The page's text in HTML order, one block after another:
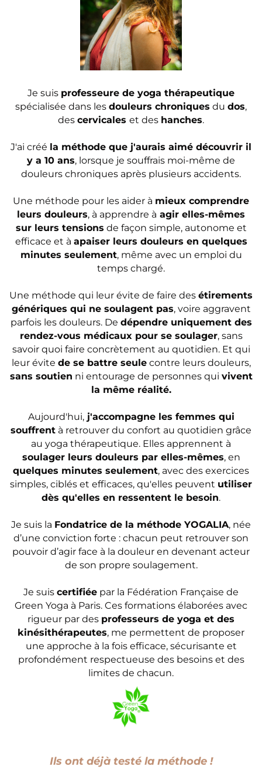
Je suis professeure de yoga thérapeutique
spécialisée dans les douleurs chroniques du dos,
des cervicales et des hanches.
J'ai créé la méthode que j'aurais aimé découvrir il
y a 10 ans, lorsque je souffrais moi-même de
douleurs chroniques après plusieurs accidents.
Une méthode pour les aider à mieux comprendre
leurs douleurs, à apprendre à agir elles-mêmes
sur leurs tensions de façon simple, autonome et
efficace et à apaiser leurs douleurs en quelques
minutes seulement, même avec un emploi du
temps chargé.
Une méthode qui leur évite de faire des étirements
génériques qui ne soulagent pas, voire aggravent
parfois les douleurs. De dépendre uniquement des
rendez-vous médicaux pour se soulager, sans
savoir quoi faire concrètement au quotidien. Et qui
leur évite de se battre seulecontre leurs douleurs,
sans soutien ni entourage de personnes qui vivent
la même réalité.
Aujourd'hui,j'accompagne les femmes qui
souffrent à retrouver du confort au quotidien grâce
au yoga thérapeutique. Elles apprennent à
soulager leurs douleurs par elles-mêmes, en
quelques minutes seulement, avec des exercices
simples, ciblés et efficaces, qu'elles peuvent utiliser
dès qu'elles en ressentent le besoin.
Je suis la Fondatrice de la méthode YOGALIA, née
d’une conviction forte : chacun peut retrouver son
pouvoir d’agir face à la douleur en devenant acteur
de son propre soulagement.
Je suis certifiée par la Fédération Française de
Green Yoga à Paris. Ces formations élaborées avec
rigueur par des professeurs de yoga et des
kinésithérapeutes, me permettent de proposer
une approche à la fois efficace, sécurisante et
profondément respectueuse des besoins et des
limites de chacun.
Ils ont déjà testé la méthode !